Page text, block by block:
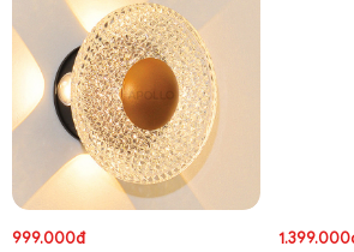
999.000đ